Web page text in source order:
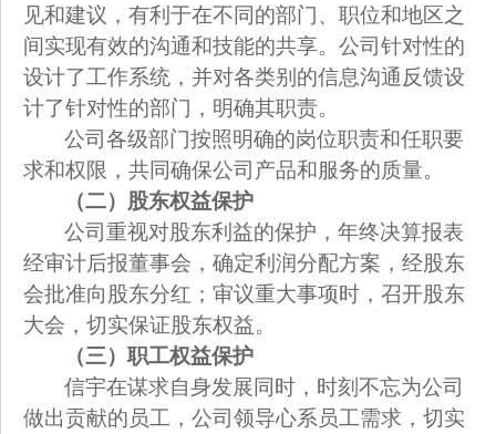
见和建议，有利于在不同的部门、职位和地区之
间实现有效的沟通和技能的共享。公司针对性的
设计了工作系统，并对各类别的信息沟通反馈设
计了针对性的部门，明确其职责。
公司各级部门按照明确的岗位职责和任职要
求和权限，共同确保公司产品和服务的质量。
（二）股东权益保护
公司重视对股东利益的保护，年终决算报表
经审计后报董事会，确定利润分配方案，经股东
会批准向股东分红；审议重大事项时，召开股东
大会，切实保证股东权益。
（三）职工权益保护
信宇在谋求自身发展同时，时刻不忘为公司
做出贡献的员工，公司领导心系员工需求，切实